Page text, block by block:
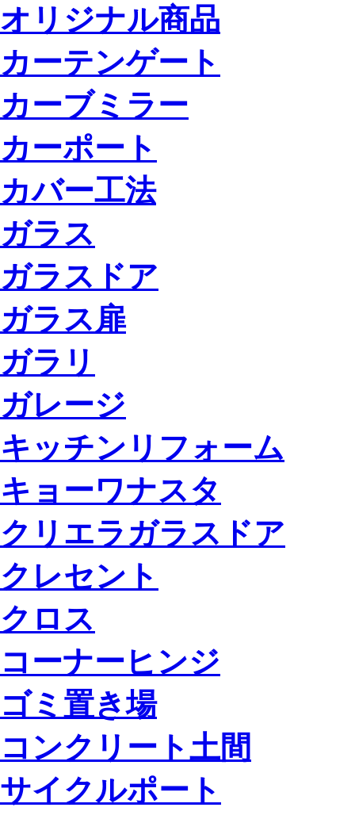
オリジナル商品
カーテンゲート
カーブミラー
カーポート
カバー工法
ガラス
ガラスドア
ガラス扉
ガラリ
ガレージ
キッチンリフォーム
キョーワナスタ
クリエラガラスドア
クレセント
クロス
コーナーヒンジ
ゴミ置き場
コンクリート土間
サイクルポート